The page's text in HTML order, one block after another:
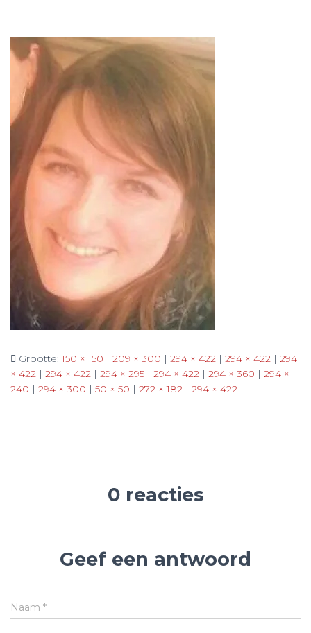
Grootte:150 × 150 | 209 × 300 | 294 × 422 | 294 × 422 | 294
× 422 | 294 × 422 | 294 × 295 | 294 × 422 | 294 × 360 | 294 ×
240 | 294 × 300 | 50 × 50 | 272 × 182 | 294 × 422
0 reacties
Geef een antwoord
Naam *